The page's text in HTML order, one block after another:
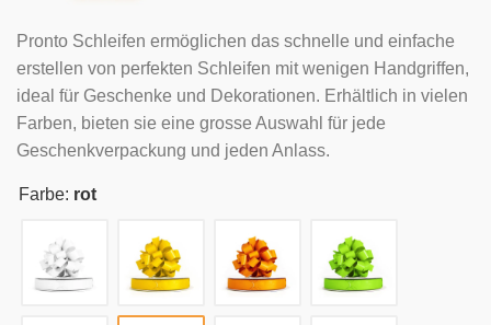
Pronto Schleifen ermöglichen das schnelle und einfache
erstellen von perfekten Schleifen mit wenigen Handgriffen,
ideal für Geschenke und Dekorationen. Erhältlich in vielen
Farben, bieten sie eine grosse Auswahl für jede
Geschenkverpackung und jeden Anlass.
Farbe: rot